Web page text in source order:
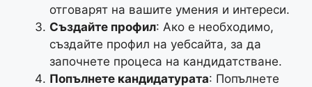
отговарят на вашите умения и интереси.
Създайте профил: Ако е необходимо,
създайте профил на уебсайта, за да
започнете процеса на кандидатстване.
Попълнете кандидатурата: Попълнете